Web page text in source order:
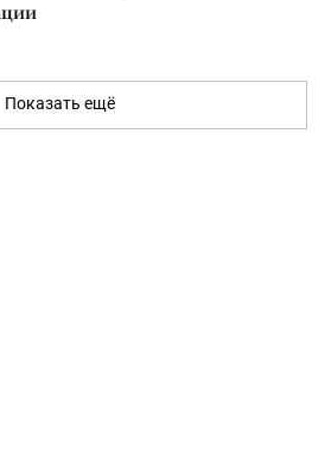
Показать ещё